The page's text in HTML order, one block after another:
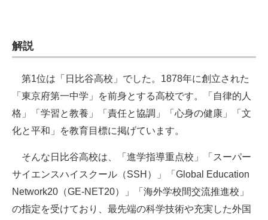
解説
第1位は「日比谷高校」でした。1878年に創立された
「東京府第一中学」を前身とする高校です。「自律的人
格」「学習と教養」「責任と協調」「心身の健康」「文
化と平和」を教育目標に掲げています。
そんな日比谷高校は、「進学指導重点校」「スーパー
サイエンスハイスクール（SSH）」「Global Education
Network20（GE-NET20）」「海外学校間交流推進校」
の指定を受けており、最先端の科学技術や充実した外国